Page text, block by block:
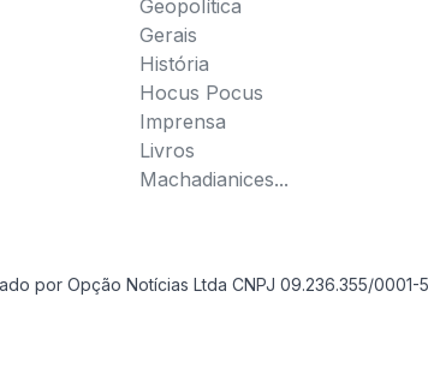
Geopolítica
Gerais
História
Hocus Pocus
Imprensa
Livros
Machadianices...
por Opção Notícias Ltda CNPJ 09.236.355/